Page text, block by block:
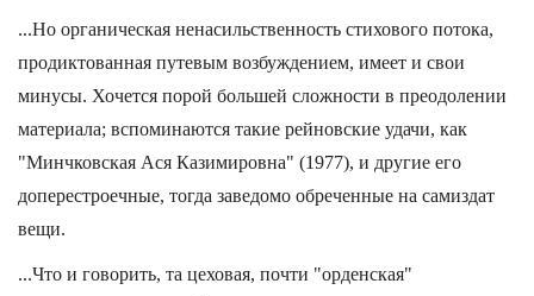
...Но органическая ненасильственность стихового потока,
продиктованная путевым возбуждением, имеет и свои
минусы. Хочется порой большей сложности в преодолении
материала; вспоминаются такие рейновские удачи, как
"Минчковская Ася Казимировна" (1977), и другие его
доперестроечные, тогда заведомо обреченные на самиздат
вещи.
...Что и говорить, та цеховая, почти "орденская"